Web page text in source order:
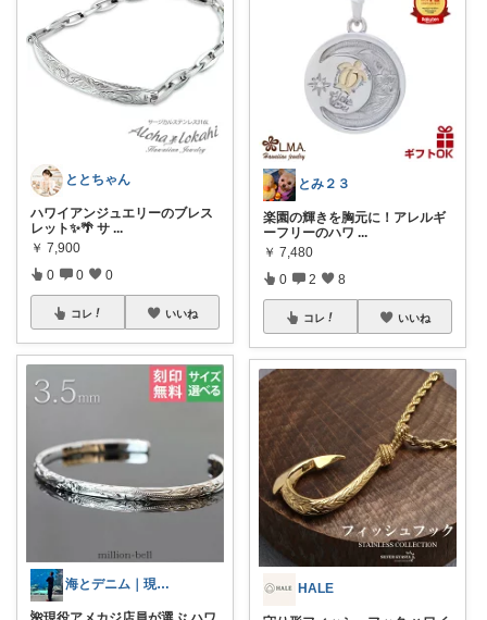
ととちゃん
ハワイアンジュエリーのブレス
レット✨🌴 サ ...
￥ 7,900
0 0 0
コレ いいね
海とデニム｜現役アメカジ店員
とみ２３
楽園の輝きを胸元に！アレルギ
ーフリーのハワ ...
￥ 7,480
0 2 8
コレ いいね
HALE